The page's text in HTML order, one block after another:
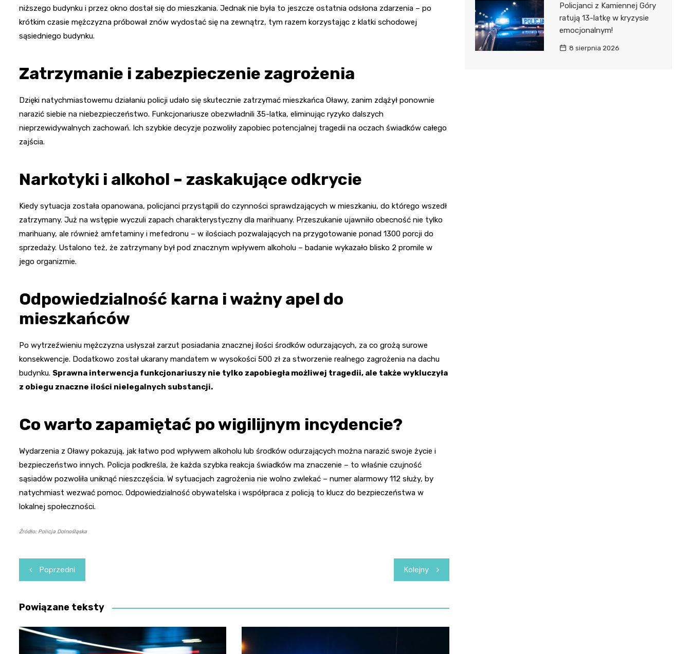
niższego budynku i przez okno dostał się do mieszkania. Jednak nie była to jeszcze ostatnia odsłona zdarzenia – po
krótkim czasie mężczyzna próbował znów wydostać się na zewnątrz, tym razem korzystając z klatki schodowej
sąsiedniego budynku.
Zatrzymanie i zabezpieczenie zagrożenia
Dzięki natychmiastowemu działaniu policji udało się skutecznie zatrzymać mieszkańca Oławy, zanim zdążył ponownie
narazić siebie na niebezpieczeństwo. Funkcjonariusze obezwładnili 35-latka, eliminując ryzyko dalszych
nieprzewidywalnych zachowań. Ich szybkie decyzje pozwoliły zapobiec potencjalnej tragedii na oczach świadków całego
zajścia.
Narkotyki i alkohol – zaskakujące odkrycie
Kiedy sytuacja została opanowana, policjanci przystąpili do czynności sprawdzających w mieszkaniu, do którego wszedł
zatrzymany. Już na wstępie wyczuli zapach charakterystyczny dla marihuany. Przeszukanie ujawniło obecność nie tylko
marihuany, ale również amfetaminy i mefedronu – w ilościach pozwalających na przygotowanie ponad 1300 porcji do
sprzedaży. Ustalono też, że zatrzymany był pod znacznym wpływem alkoholu – badanie wykazało blisko 2 promile w
jego organizmie.
Odpowiedzialność karna i ważny apel do
mieszkańców
Po wytrzeźwieniu mężczyzna usłyszał zarzut posiadania znacznej ilości środków odurzających, za co grożą surowe
konsekwencje. Dodatkowo został ukarany mandatem w wysokości 500 zł za stworzenie realnego zagrożenia na dachu
budynku. Sprawna interwencja funkcjonariuszy nie tylko zapobiegła możliwej tragedii, ale także wykluczyła
z obiegu znaczne ilości nielegalnych substancji.
Co warto zapamiętać po wigilijnym incydencie?
Wydarzenia z Oławy pokazują, jak łatwo pod wpływem alkoholu lub środków odurzających można narazić swoje życie i
bezpieczeństwo innych. Policja podkreśla, że każda szybka reakcja świadków ma znaczenie – to właśnie czujność
sąsiadów pozwoliła uniknąć nieszczęścia. W sytuacjach zagrożenia nie wolno zwlekać – numer alarmowy 112 służy, by
natychmiast wezwać pomoc. Odpowiedzialność obywatelska i współpraca z policją to klucz do bezpieczeństwa w
lokalnej społeczności.
Źródło: Policja Dolnośląska
Nawigacja
wpisu
Poprzedni Kolejny
Powiązane teksty
Policjanci z Kamiennej Góry
ratują 13-latkę w kryzysie
emocjonalnym!
8 sierpnia 2026